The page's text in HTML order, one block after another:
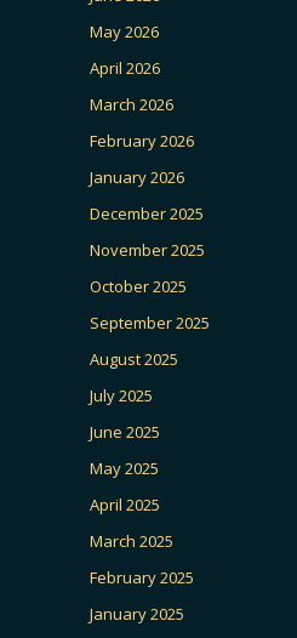
May 2026
April 2026
March 2026
February 2026
January 2026
December 2025
November 2025
October 2025
September 2025
August 2025
July 2025
June 2025
May 2025
April 2025
March 2025
February 2025
January 2025